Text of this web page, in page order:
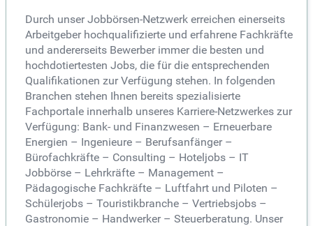
Durch unser Jobbörsen-Netzwerk erreichen einerseits
Arbeitgeber hochqualifizierte und erfahrene Fachkräfte
und andererseits Bewerber immer die besten und
hochdotiertesten Jobs, die für die entsprechenden
Qualifikationen zur Verfügung stehen. In folgenden
Branchen stehen Ihnen bereits spezialisierte
Fachportale innerhalb unseres Karriere-Netzwerkes zur
Verfügung: Bank- und Finanzwesen – Erneuerbare
Energien – Ingenieure – Berufsanfänger –
Bürofachkräfte – Consulting – Hoteljobs – IT
Jobbörse – Lehrkräfte – Management –
Pädagogische Fachkräfte – Luftfahrt und Piloten –
Schülerjobs – Touristikbranche – Vertriebsjobs –
Gastronomie – Handwerker – Steuerberatung. Unser